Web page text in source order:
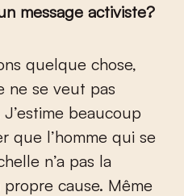
message activiste?
quelque chose,
ne se veut pas
beaucoup
que l’homme qui se
n’a pas la
cause. Même